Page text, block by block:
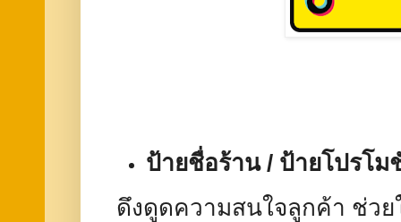
ป้ายชื่อร้าน / ป้ายโปรโม
ดึงดูดความสนใจลูกค้า ช่วย